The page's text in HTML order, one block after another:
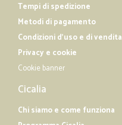
Tempi di spedizione
Metodi di pagamento
Condizioni d'uso e di vendita
Privacy e cookie
Cookie banner
Cicalia
Chi siamo e come funziona